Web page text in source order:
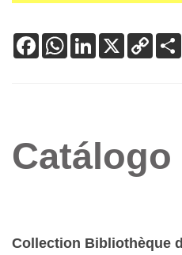
FacebookWhatsApp
LinkedIn
X Copy
Link
Catálogo
Collection Bibliothèque